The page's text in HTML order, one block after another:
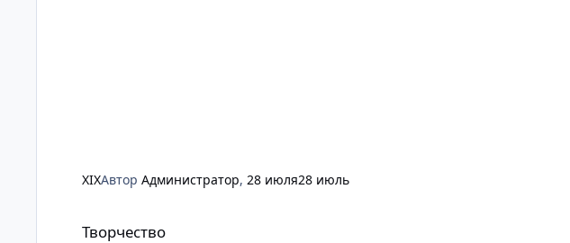
XIXАвторАдминистратор,28 июля28 июль
Творчество